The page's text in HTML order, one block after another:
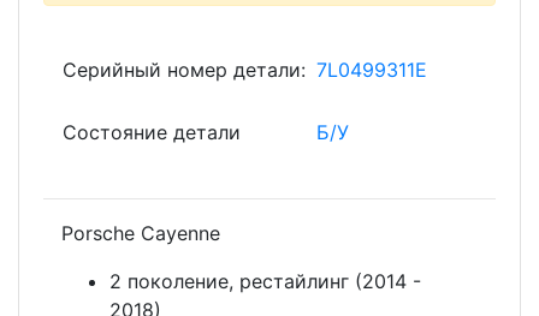
Серийный номер детали: 7L0499311E
Состояние детали Б/У
Porsche Cayenne
2 поколение, рестайлинг (2014 -
2018)